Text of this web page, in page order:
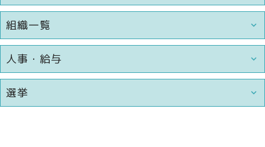
組織一覧
人事・給与
選挙